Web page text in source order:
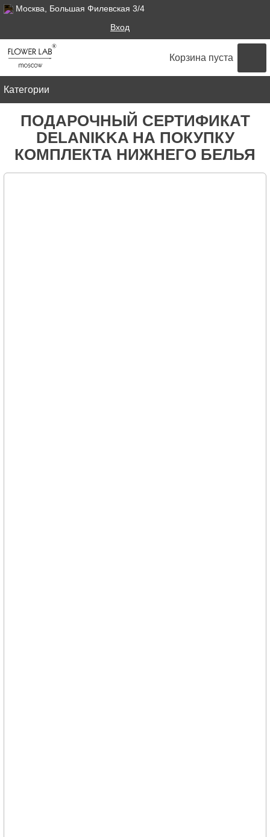
Москва, Большая Филевская 3/4
ФОРМА ПОИСКАВход
Корзина пуста
Категории
ПОДАРОЧНЫЙ СЕРТИФИКАТ
DELANIKKA НА ПОКУПКУ
КОМПЛЕКТА НИЖНЕГО БЕЛЬЯ